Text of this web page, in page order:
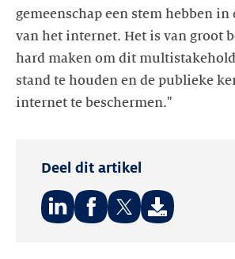
gemeenschap een stem hebben
van het internet. Het is van groot
hard maken om dit
stand te houden en de publieke
internet te beschermen."
Deel dit artikel